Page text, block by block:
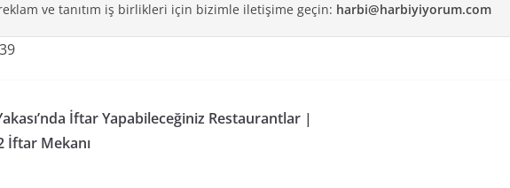
ve tanıtım iş birlikleri için bizimle iletişime geçin: harbi@harbiyiyorum.com
İftar Yapabileceğiniz Restaurantlar |
İftar Mekanı